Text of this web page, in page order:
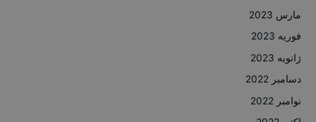
مارس 2023
فوریه 2023
ژانویه 2023
دسامبر 2022
نوامبر 2022